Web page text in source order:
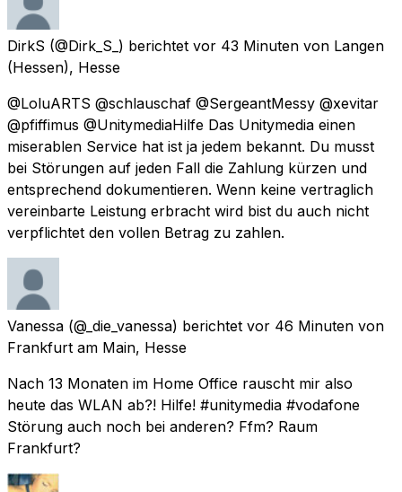
DirkS (@Dirk_S_) berichtet vor 43 Minuten von Langen
(Hessen), Hesse
@LoluARTS @schlauschaf @SergeantMessy @xevitar
@pfiffimus @UnitymediaHilfe Das Unitymedia einen
miserablen Service hat ist ja jedem bekannt. Du musst
bei Störungen auf jeden Fall die Zahlung kürzen und
entsprechend dokumentieren. Wenn keine vertraglich
vereinbarte Leistung erbracht wird bist du auch nicht
verpflichtet den vollen Betrag zu zahlen.
Vanessa (@_die_vanessa) berichtet vor 46 Minuten von
Frankfurt am Main, Hesse
Nach 13 Monaten im Home Office rauscht mir also
heute das WLAN ab?! Hilfe! #unitymedia #vodafone
Störung auch noch bei anderen? Ffm? Raum
Frankfurt?